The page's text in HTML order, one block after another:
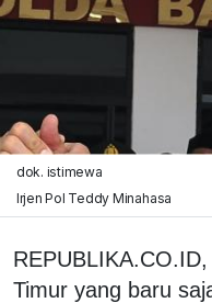
dok. istimewa
Irjen Pol Teddy Minahasa
Timur yang baru